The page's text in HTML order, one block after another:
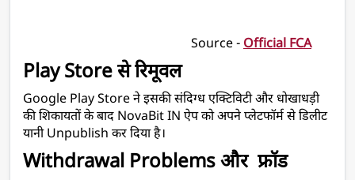
Source - Official FCA
Play Store से रिमूवल
Google Play Store ने इसकी संदिग्ध एक्टिविटी और धोखाधड़ी
की शिकायतों के बाद NovaBit IN ऐप को अपने प्लेटफॉर्म से डिलीट
यानी Unpublish कर दिया है।
Withdrawal Problems और  फ्रॉड